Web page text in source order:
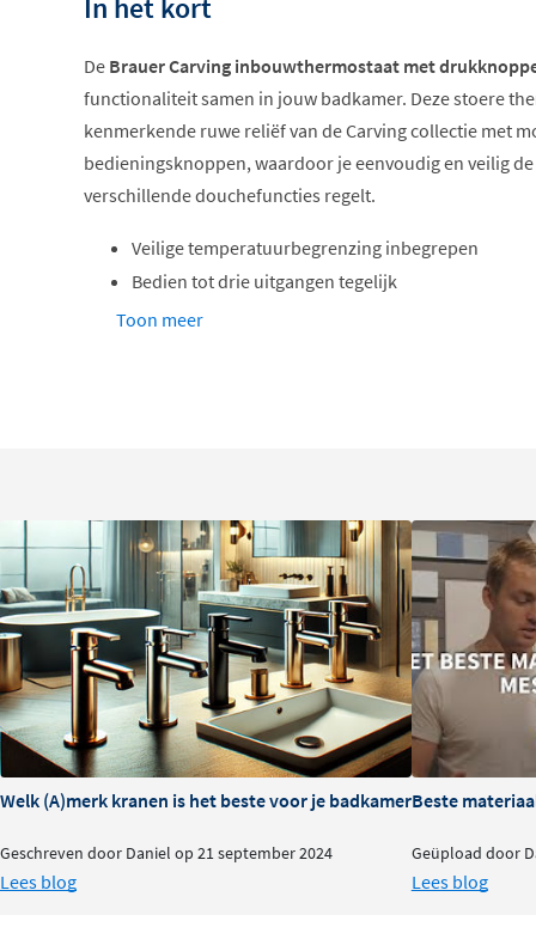
In het kort
De Brauer Carving inbouwthermostaat met
functionaliteit samen in jouw badkamer. Deze stoere
kenmerkende ruwe reliëf van de Carving collectie met
bedieningsknoppen, waardoor je eenvoudig en veilig
verschillende douchefuncties regelt.
Veilige temperatuurbegrenzing inbegrepen
Bedien tot drie uitgangen tegelijk
Karakteristiek gekarteld reliëf op knoppen
houdt deze
altijd constant, zelfs wanneer ergens anders in huis
ingebouwde temperatuurbegrenzing voorkomt
temperatuurschommelingen, wat vooral prettig is als
stelt eenmaal de gewenste temperatuur in en de
behouden blijft.
Flexibel bedienen met drukknoppen
Depraktische drukknoppenmaken het switchen
douchefuncties eenvoudig en intuïtief. Of je nu kiest
dat wilt. Het vierkante rozet met gekartelde afwerking
stoer, industrieel karakter dat perfect past bij moderne
Toon meer
Welk (A)merk kranen is het beste voor je badkamer?
Geschreven door Daniel op 21 september 2024
Lees blog
Beste
Geüpload door
Lees blog